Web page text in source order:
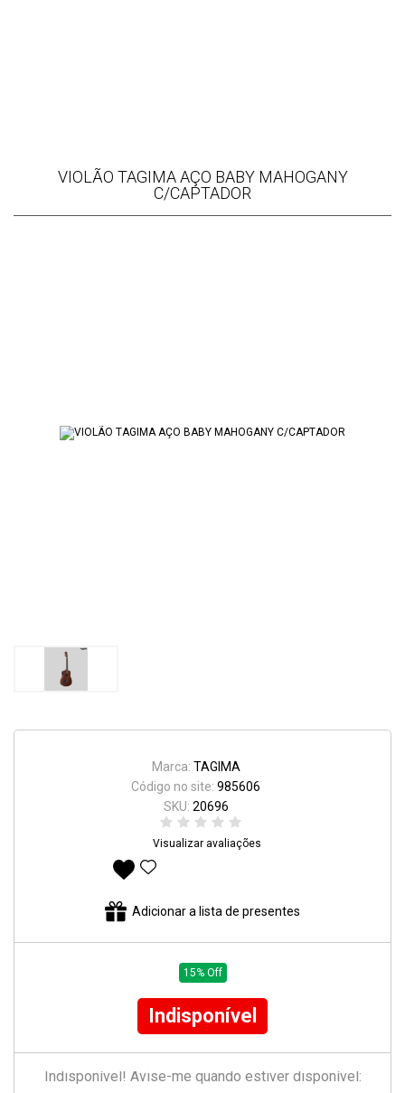
VIOLÃO TAGIMA AÇO BABY MAHOGANY
C/CAPTADOR
Marca: TAGIMA
Código no site: 985606
SKU: 20696
Visualizar avaliações
Adicionar a lista de presentes
15% Off
Indisponível
Indisponível! Avise-me quando estiver disponível: